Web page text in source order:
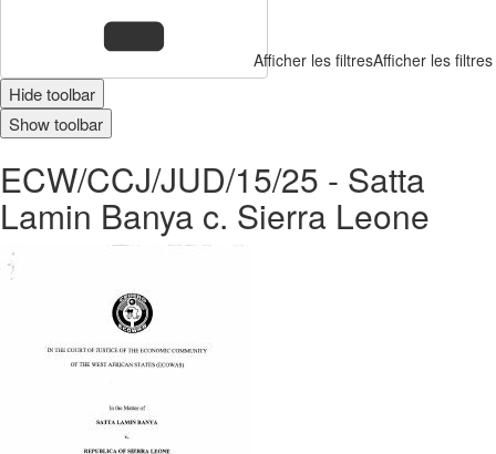
Afficher les filtresAfficher les filtres
Hide toolbar
Show toolbar
ECW/CCJ/JUD/15/25 - Satta
Lamin Banya c. Sierra Leone